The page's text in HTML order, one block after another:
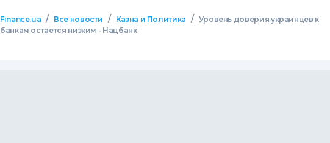
Finance.ua / Все новости / Казна и Политика / Уровень доверия украинцев к
банкам остается низким - Нацбанк